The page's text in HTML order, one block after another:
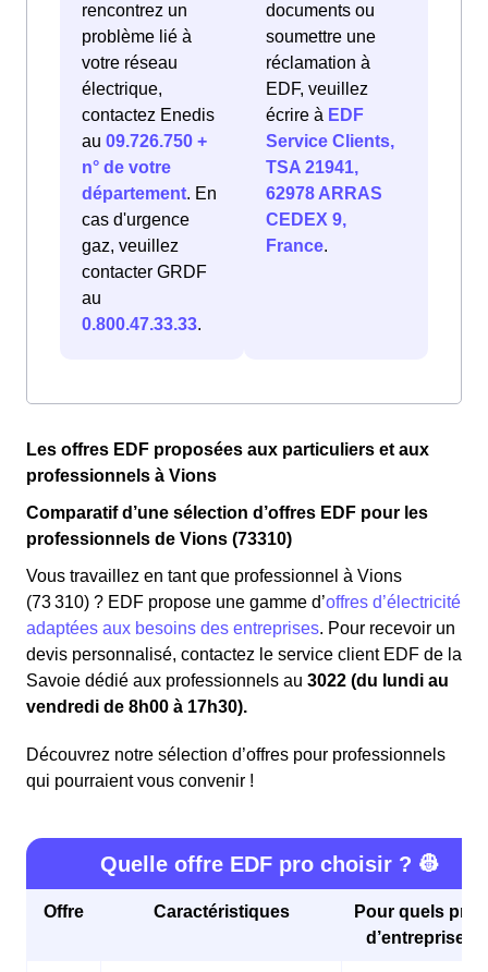
rencontrez un
problème lié à
votre réseau
électrique,
contactez Enedis
au 09.726.750 +
n° de votre
département. En
cas d'urgence
gaz, veuillez
contacter GRDF
au
0.800.47.33.33.
documents ou
soumettre une
réclamation à
EDF, veuillez
écrire à EDF
Service Clients,
TSA 21941,
62978 ARRAS
CEDEX 9,
France.
Les offres EDF proposées aux particuliers et aux
professionnels à Vions
Comparatif d’une sélection d’offres EDF pour les
professionnels de Vions (73310)
Vous travaillez en tant que professionnel à Vions
(73 310) ? EDF propose une gamme d’offres d’électricité
adaptées aux besoins des entreprises. Pour recevoir un
devis personnalisé, contactez le service client EDF de la
Savoie dédié aux professionnels au 3022 (du lundi au
vendredi de 8h00 à 17h30).
Découvrez notre sélection d’offres pour professionnels
qui pourraient vous convenir !
Quelle offre EDF pro choisir ? 👷
Offre Caractéristiques
Pour quels
d’entreprises